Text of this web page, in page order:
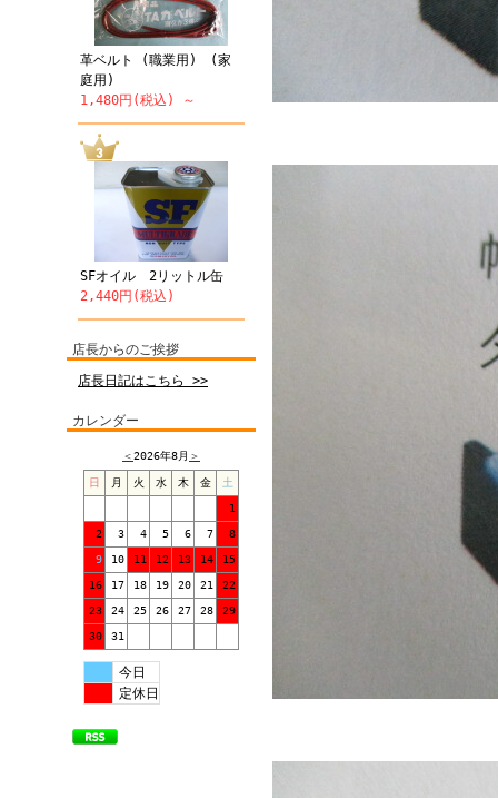
革ベルト (職業用) (家
庭用)
1,480円(税込) ～
SFオイル 2リットル缶
2,440円(税込)
店長からのご挨拶
店長日記はこちら >>
カレンダー
＜2026年8月 ＞
日 月 火 水 木 金 土
1
2 3 4 5 6 7 8
9 10 11 12 13 14 15
16 17 18 19 20 21 22
23 24 25 26 27 28 29
30 31
今日
定休日